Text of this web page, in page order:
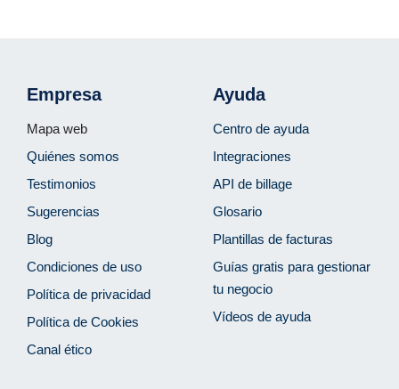
Empresa
Mapa web
Quiénes somos
Testimonios
Sugerencias
Blog
Condiciones de uso
Política de privacidad
Política de Cookies
Canal ético
Ayuda
Centro de ayuda
Integraciones
API de billage
Glosario
Plantillas de facturas
Guías gratis para gestionar
tu negocio
Vídeos de ayuda